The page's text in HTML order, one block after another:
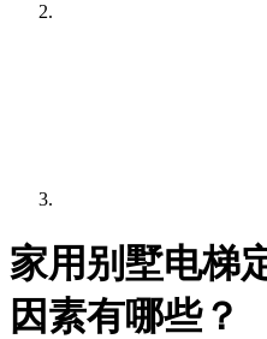
家用别墅电梯
因素有哪些？